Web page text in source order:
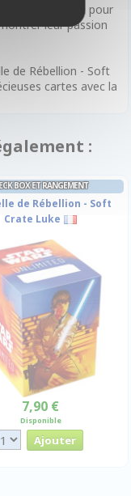
cadeau pour
leur passion
de Rébellion - Soft
cartes avec la
:
BOX ET RANGEMENT
de Rébellion - Soft
Crate Luke
7,90 €
Disponible